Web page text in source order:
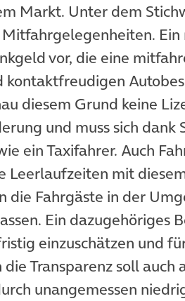
Markt. Unter dem
Ein
vor, die eine
diesem Grund keine
und muss sich
ein Taxifahrer. Auch
Leerlaufzeiten mit
die Fahrgäste in der
Ein dazugehöriges
einzuschätzen und
Transparenz soll
unangemessen